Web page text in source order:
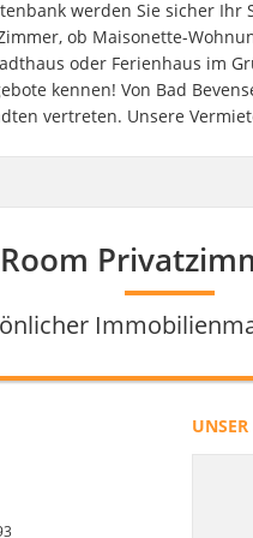
werden Sie sicher Ihr
ob Maisonette-
oder Ferienhaus im
kennen! Von Bad
vertreten. Unsere